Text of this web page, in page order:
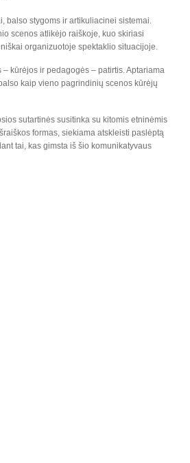
balso stygoms ir artikuliacinei sistemai.
scenos atlikėjo raiškoje, kuo skiriasi
organizuotoje spektaklio situacijoje.
kūrėjos ir pedagogės – patirtis. Aptariama
kaip vieno pagrindinių scenos kūrėjų
sutartinės susitinka su kitomis etninėmis
formas, siekiama atskleisti paslėptą
tai, kas gimsta iš šio komunikatyvaus